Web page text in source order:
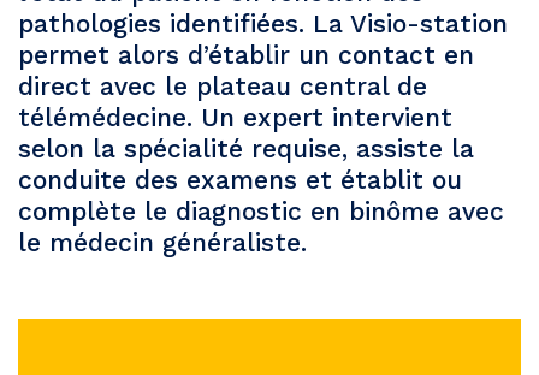
pathologies identifiées. La Visio-station
permet alors d’établir un contact en
direct avec le plateau central de
télémédecine. Un expert intervient
selon la spécialité requise, assiste la
conduite des examens et établit ou
complète le diagnostic en binôme avec
le médecin généraliste.